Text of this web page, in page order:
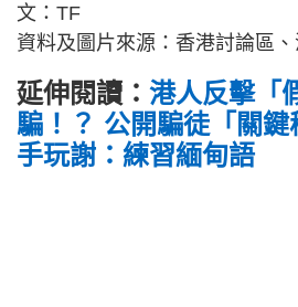
文：TF
資料及圖片來源：香港討論區
延伸閱讀： 港人反擊「
騙！？ 公開騙徒「關
手玩謝：練習緬甸語